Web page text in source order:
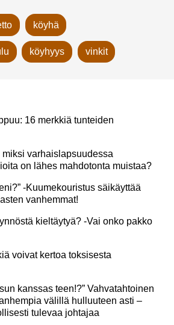
köyhä
köyhyys vinkit
16 merkkiä tunteiden
miksi varhaislapsuudessa
on lähes mahdotonta muistaa?
-Kuumekouristus säikäyttää
vanhemmat!
kieltäytyä? -Vai onko pakko
voivat kertoa toksisesta
kanssas teen!?” Vahvatahtoinen
välillä hulluuteen asti –
tulevaa johtajaa